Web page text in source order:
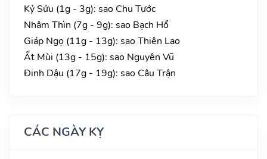
Kỷ Sửu (1g - 3g): sao Chu Tước
Nhâm Thìn (7g - 9g): sao Bạch Hổ
Giáp Ngọ (11g - 13g): sao Thiên Lao
Ất Mùi (13g - 15g): sao Nguyên Vũ
Đinh Dậu (17g - 19g): sao Câu Trận
CÁC NGÀY KỴ